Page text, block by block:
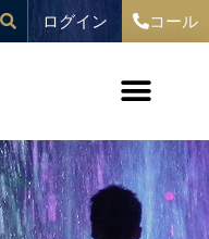
ログイン コール